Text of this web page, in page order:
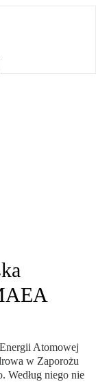
Atomowej
w Zaporożu
Według niego nie